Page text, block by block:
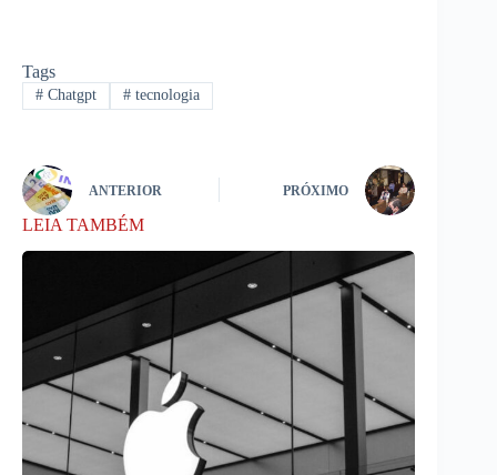
Tags
#Chatgpt #tecnologia
ANTERIOR PRÓXIMO
LEIA TAMBÉM